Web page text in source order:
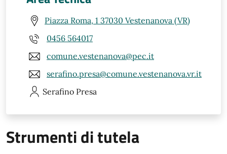
Piazza Roma, 1 37030 Vestenanova (VR)
0456 564017
comune.vestenanova@pec.it
serafino.presa@comune.vestenanova.vr.it
Serafino Presa
Strumenti di tutela